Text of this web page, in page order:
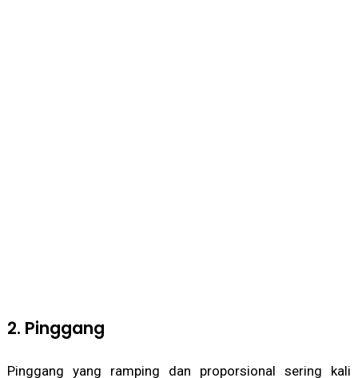
2. Pinggang
Pinggang yang ramping dan proporsional sering kali